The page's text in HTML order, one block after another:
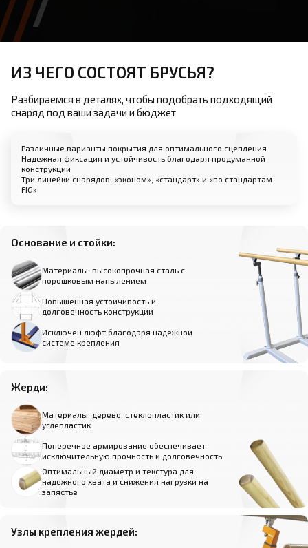
ИЗ ЧЕГО СОСТОЯТ БРУСЬЯ?
Разбираемся в деталях, чтобы подобрать подходящий
снаряд под ваши задачи и бюджет
Различные варианты покрытия для оптимального сцепления
Надежная фиксация и устойчивость благодаря продуманной
конструкции
Три линейки снарядов: «эконом», «стандарт» и «по стандартам
FIG»
Основание и стойки:
Материалы: высокопрочная сталь с
порошковым напылением
Повышенная устойчивость и
долговечность конструкции
Исключен люфт благодаря надежной
системе крепления
Жерди:
Материалы: дерево, стеклопластик или
углепластик
Поперечное армирование обеспечивает
исключительную прочность и долговечность
Оптимальный диаметр и текстура для
надежного хвата и снижения нагрузки на
запястье
Узлы крепления жердей: